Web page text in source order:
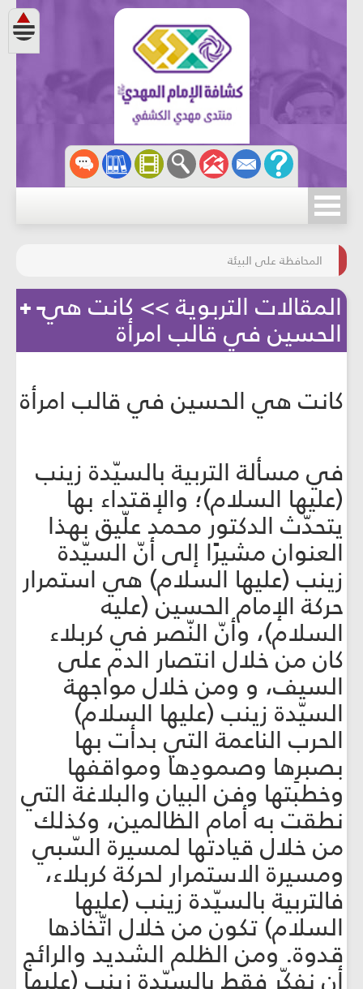
مسابقة الركب الحسينيّ
المحافظة على البيئة
المقالات التربوية >> كانت هي
الحسين في قالب امرأة
كانت هي الحسين في قالب امرأة
في مسألة التربية بالسيّدة زينب
(عليها السلام)؛ والإقتداء بها
يتحدّث الدكتور محمد علّيق بهذا
العنوان مشيرًا إلى أنّ السيّدة
زينب (عليها السلام) هي استمرار
حركة الإمام الحسين (عليه
السلام)، وأنّ النّصر في كربلاء
كان من خلال انتصار الدم على
السيف، و ومن خلال مواجهة
السيّدة زينب (عليها السلام)
الحرب الناعمة التي بدأت بها
بصبرِها وصمودِها ومواقفها
وخطبتها وفن البيان والبلاغة التي
نطقت به أمام الظالمين، وكذلك
من خلال قيادتها لمسيرة السّبي
ومسيرة الاستمرار لحركة كربلاء،
فالتربية بالسيّدة زينب (عليها
السلام) تكون من خلال اتّخاذها
قدوة. ومن الظلم الشديد والرائج
أن نفكّر فقط بالسيّدة زينب (عليها